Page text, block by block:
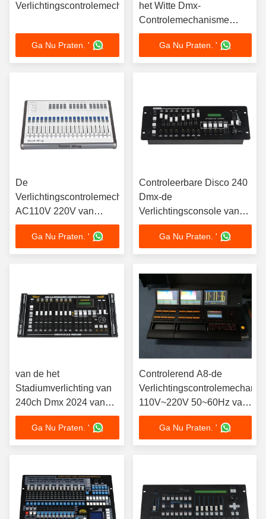
Verlichtingscontrolemechanisme/Signaalbewerker
Ga Nu Praten. '
het Witte Dmx-
Controlemechanisme
3.5KG van de
Stadiumverlichting
Ga Nu Praten. '
De
Verlichtingscontrolemechanisme
AC110V 220V van
aanrakingswing
automatic DMX
Ga Nu Praten. '
Controleerbare Disco 240
Dmx-de
Verlichtingsconsole van
het
Controlemechanismeac110v
Stadium
Ga Nu Praten. '
van de het
Stadiumverlichting van
240ch Dmx 2024 van
het
Controlemechanismewith
high capacity het
Ga Nu Praten. '
Controlerend A8-de
110V~220V 50~60Hz van
Pioniersediotion DMX
Ga Nu Praten. '